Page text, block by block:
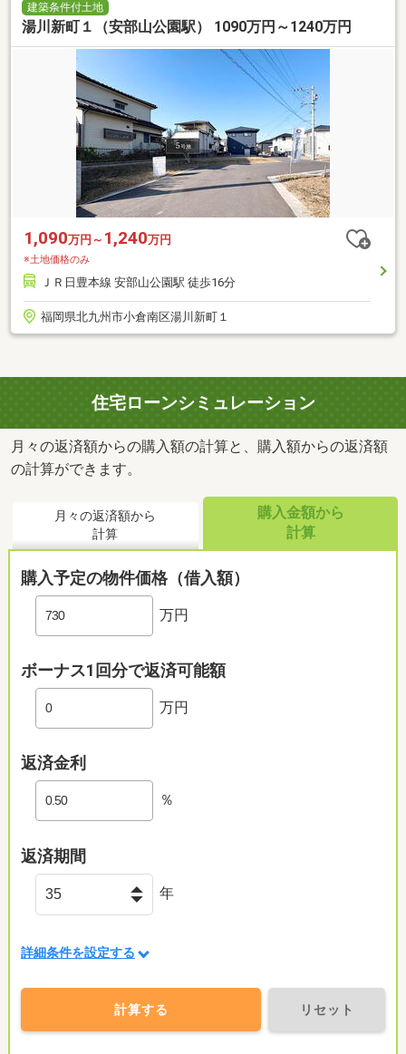
建築条件付土地
湯川新町１（安部山公園駅） 1090万円～1240万円
1,090万円～ 1,240万円
※土地価格のみ
ＪＲ日豊本線 安部山公園駅 徒歩16分
福岡県北九州市小倉南区湯川新町１
住宅ローンシミュレーション
月々の返済額からの購入額の計算と、購入額からの返済額
の計算ができます。
月々の返済額から
計算
購入金額から
計算
購入予定の物件価格（借入額）
万円
ボーナス1回分で返済可能額
万円
返済金利
％
返済期間
年
詳細条件を設定する
計算する リセット